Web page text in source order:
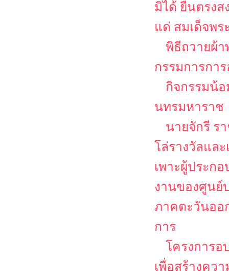
มิได้ ยืนตรงส
แด่ สมเด็จพร
พิธีถวายผ้
กรรมการกา
กิจกรรมน้
นทรมหาราช
นายจักรี ร
โล่รางวัลแล
เพาะผู้ประก
งานของศูนย์
ภาคตะวันออ
การ
โครงการ
เพื่อสร้างคว